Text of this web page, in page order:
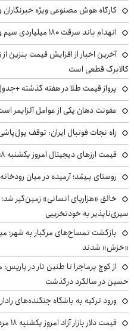
کارگاه هوش مصنوعی ویژه خبرنگاران
انهدام باند سرقت ۱۸۰ میلیاردی سیم و کابل برق در رفسنجان
آخرین اخبار از افزایش قیمت بنزین
کالابرگ قطعی است
پرواز قیمت طلا در هفته گذشته
عفونت دهان یکی از عوامل آلزایمر
راه نجات فوتبال ایران: توقف
قیمت ارزهای دیجیتال امروز یکشنبه ۱۸ مرداد ۱۴۰۵
روستای پـِیمُد؛ آرمیده در میان
خالق «هزارپای انسانی» زمین‌گیر
سیری‌ناپذیر به خودتخریبی
بازگشت تمساح‌های مرگبار به شهر؛
«خزش» شدند
از کوچ‌ پرماجرا تا طنین تار در
حسین در سالگرد درگذشت
ورود ترکیه به باشگاه جنگنده‌های
قیمت دلار بازار آزاد امروز یکشنبه ۱۸ مرداد ۱۴۰۵ +جدول